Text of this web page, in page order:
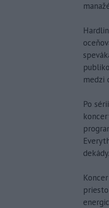
medzi
Po
dekády.